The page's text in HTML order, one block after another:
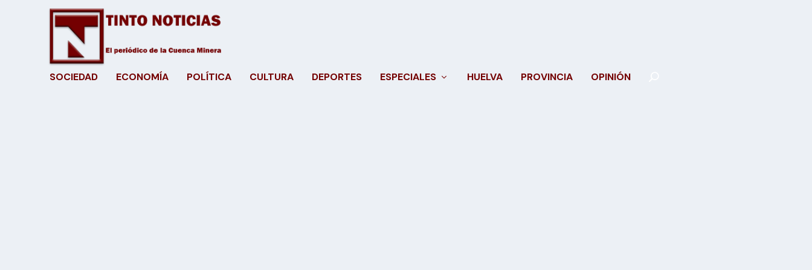
SOCIEDAD ECONOMÍA POLÍTICA CULTURA DEPORTES ESPECIALES HUELVA PROVINCIA OPINIÓN